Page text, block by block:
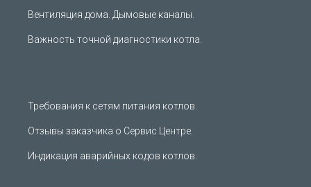
Вентиляция дома. Дымовые каналы.
Важность точной диагностики котла.
Требования к сетям питания котлов.
Отзывы заказчика о Сервис Центре.
Индикация аварийных кодов котлов.